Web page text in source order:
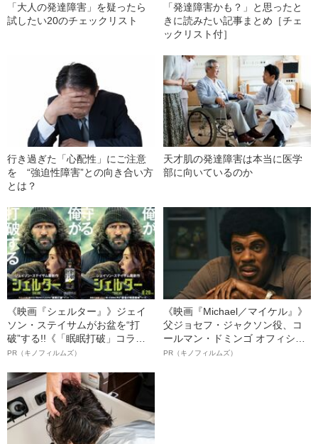
「大人の発達障害」を疑ったら
試したい20のチェックリスト
「発達障害かも？」と思ったと
きに読みたい記事まとめ［チェ
ックリスト付］
行き過ぎた「心配性」にご注意
を “強迫性障害”との向き合い方
とは？
天才肌の発達障害は本当に医学
部に向いているのか
《映画『シェルター』》ジェイ
ソン・ステイサムがお盆を“打
破”する!!《「眠眠打破」コラ
ボ》
PR（キノフィルムズ）
《映画『Michael／マイケル』》
父ジョセフ・ジャクソン役、コ
ールマン・ドミンゴ オフィシャ
ルインタビュー“観客を魅了した
PR（キノフィルムズ）